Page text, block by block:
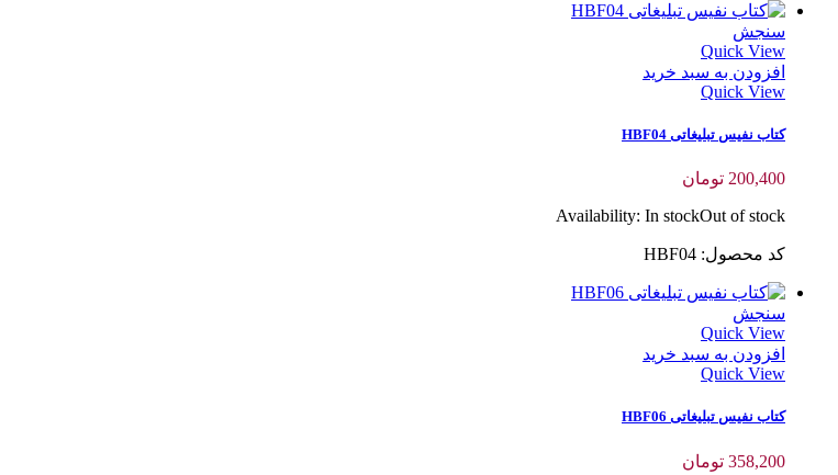
سنجش
Quick View
افزودن به سبد خرید
Quick View
کتاب نفیس تبلیغاتی HBF04
200,400 تومان
Availability: In stockOut of stock
کد محصول: HBF04
سنجش
Quick View
افزودن به سبد خرید
Quick View
کتاب نفیس تبلیغاتی HBF06
358,200 تومان